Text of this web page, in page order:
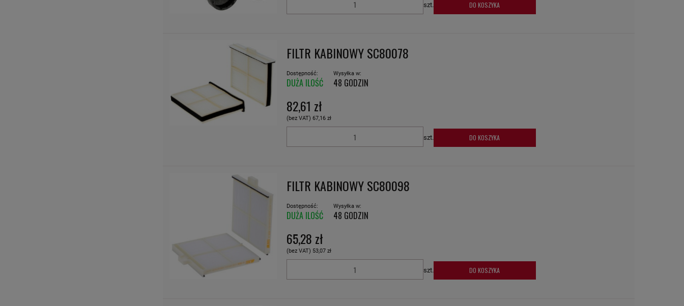
szt. DO KOSZYKA
FILTR KABINOWY SC80078
Dostępność:
DUŻA ILOŚĆ
Wysyłka w:
48 GODZIN
82,61 zł
(bez VAT)67,16 zł
szt. DO KOSZYKA
FILTR KABINOWY SC80098
Dostępność:
DUŻA ILOŚĆ
Wysyłka w:
48 GODZIN
65,28 zł
(bez VAT) 53,07 zł
szt. DO KOSZYKA